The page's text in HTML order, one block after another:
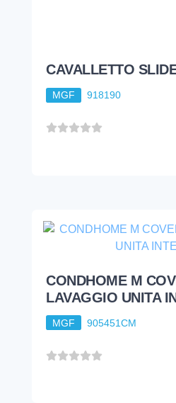
CAVALLETTO
MGF 918190
CONDHOME M
LAVAGGIO UNITA
MGF 905451CM